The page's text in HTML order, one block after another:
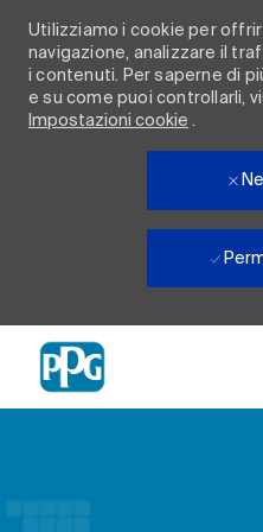
Utilizziamo i cookie per
navigazione, analizzare il
i contenuti. Per saperne di
e su come puoi controllarli,
Impostazioni cookie .